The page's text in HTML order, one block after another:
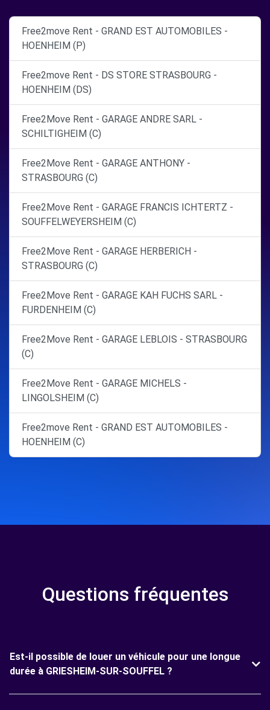
Free2move Rent - GRAND EST AUTOMOBILES -
HOENHEIM (P)
Free2move Rent - DS STORE STRASBOURG -
HOENHEIM (DS)
Free2Move Rent - GARAGE ANDRE SARL -
SCHILTIGHEIM (C)
Free2Move Rent - GARAGE ANTHONY -
STRASBOURG (C)
Free2Move Rent - GARAGE FRANCIS ICHTERTZ -
SOUFFELWEYERSHEIM (C)
Free2Move Rent - GARAGE HERBERICH -
STRASBOURG (C)
Free2Move Rent - GARAGE KAH FUCHS SARL -
FURDENHEIM (C)
Free2Move Rent - GARAGE LEBLOIS - STRASBOURG
(C)
Free2Move Rent - GARAGE MICHELS -
LINGOLSHEIM (C)
Free2move Rent - GRAND EST AUTOMOBILES -
HOENHEIM (C)
Questions fréquentes
Est-il possible de louer un véhicule pour une longue
durée à GRIESHEIM-SUR-SOUFFEL ?